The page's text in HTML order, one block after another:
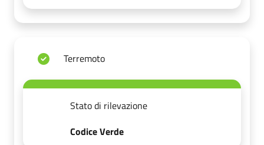
Terremoto
Stato di rilevazione
Codice Verde